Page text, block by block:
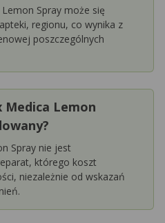
Spray może się
regionu, co wynika z
poszczególnych
Medica Lemon
Spray nie jest
którego koszt
niezależnie od wskazań